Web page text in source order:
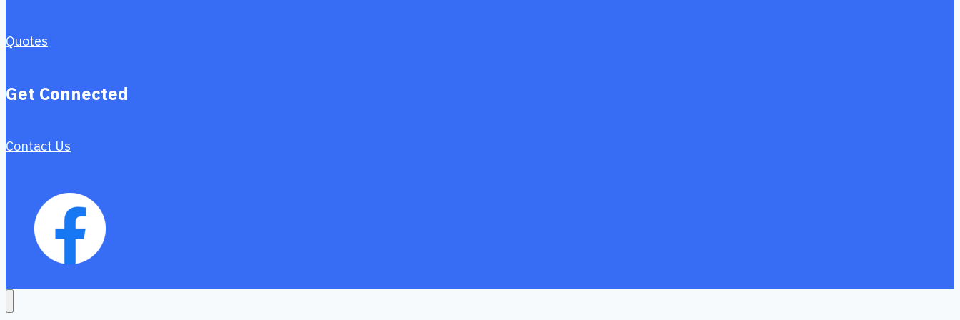
Quotes
Get Connected
Contact Us